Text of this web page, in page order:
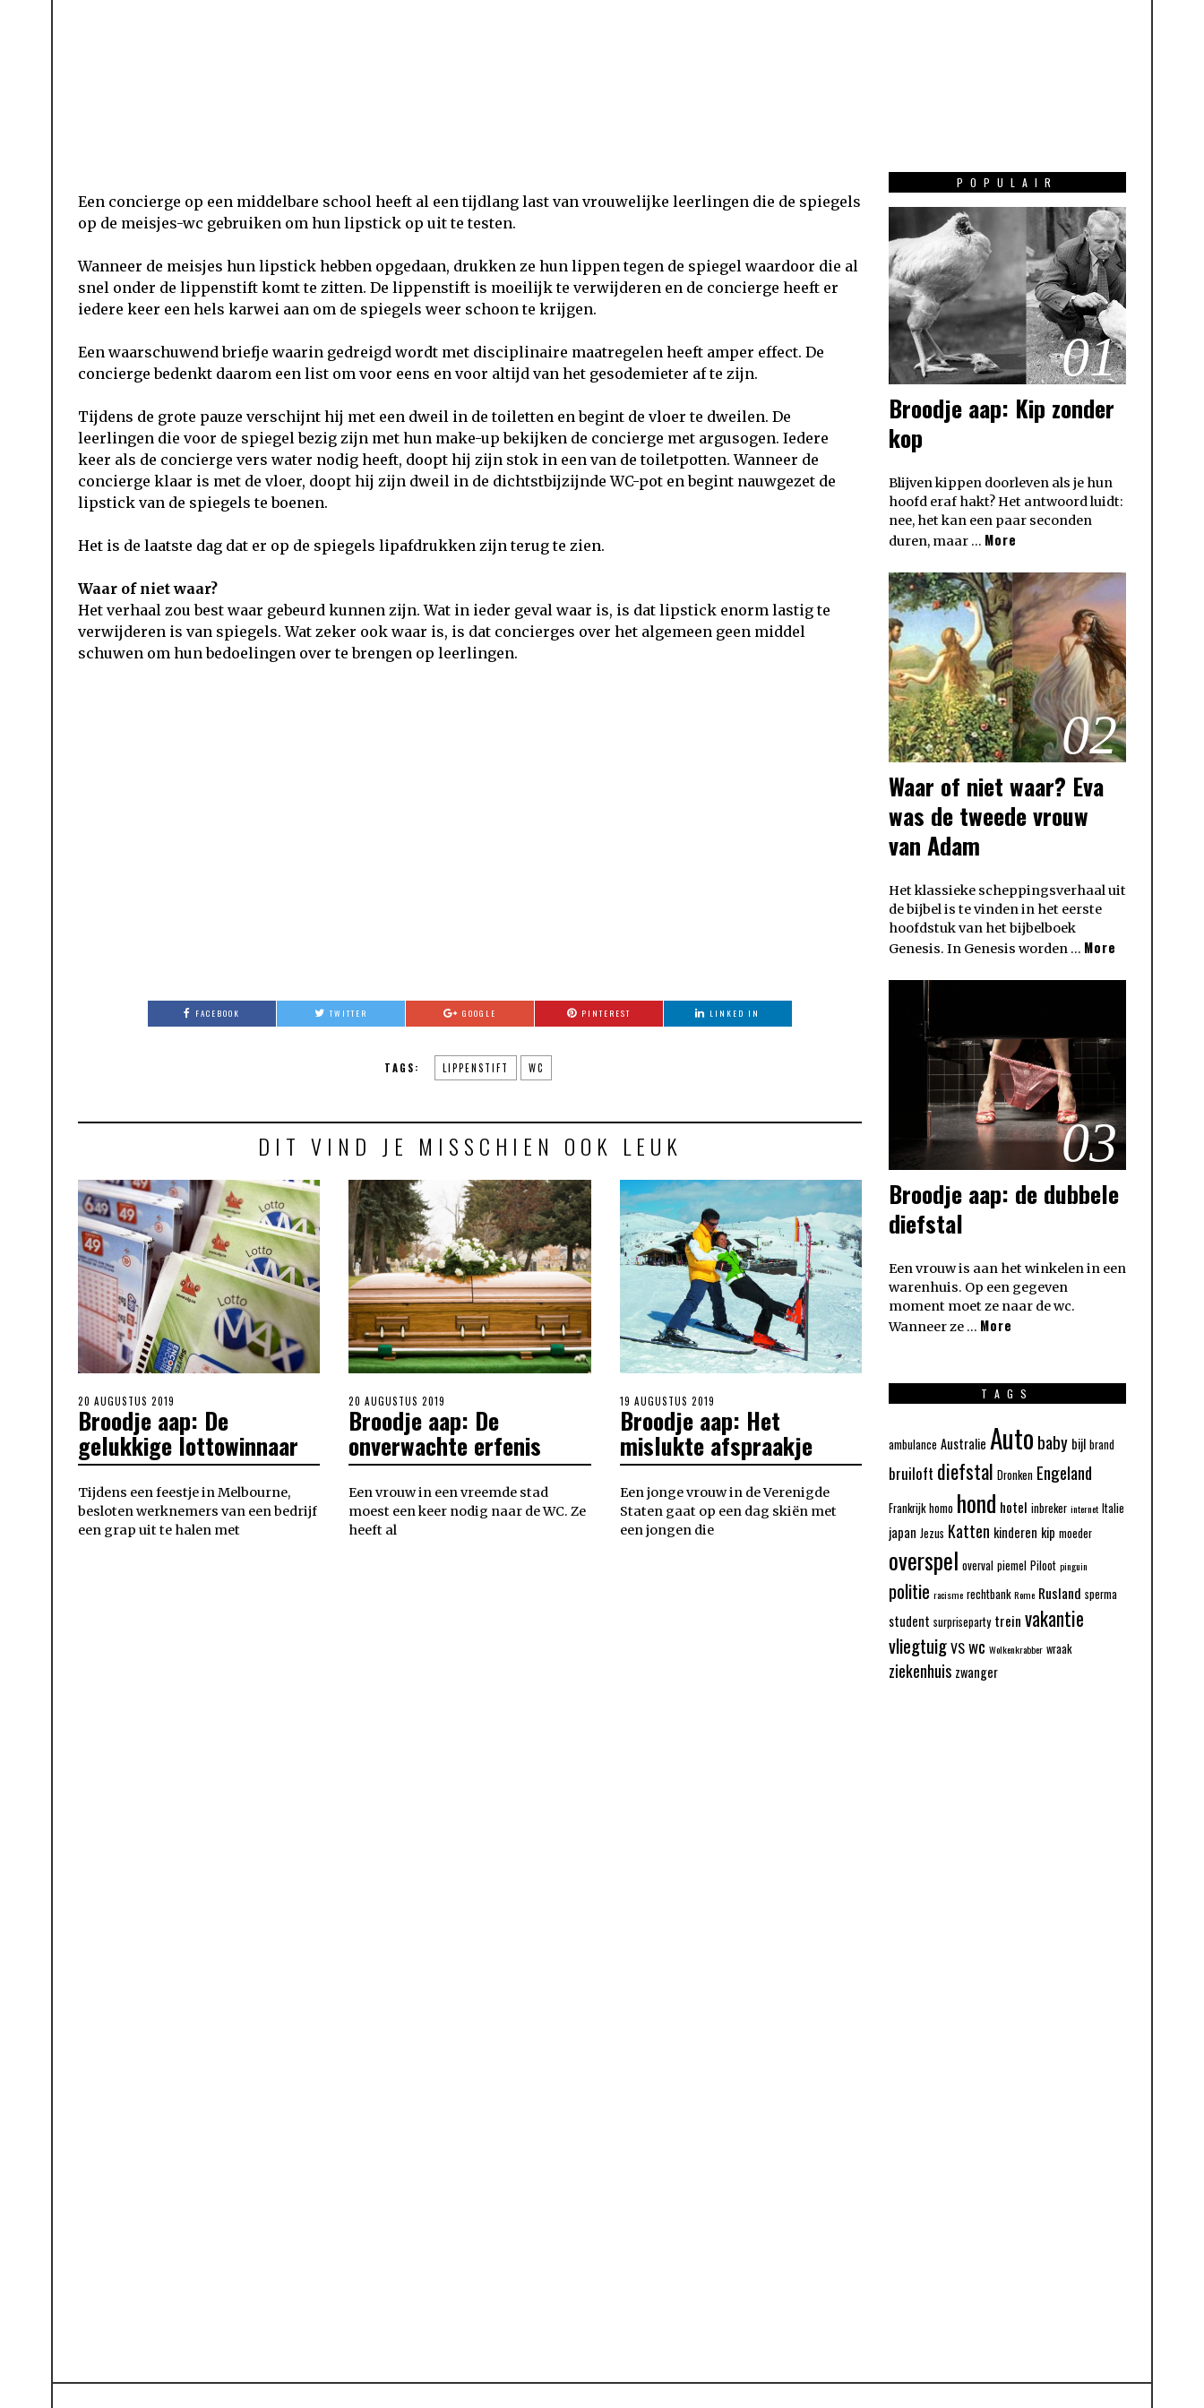
Een concierge op een middelbare school heeft al een tijdlang last van vrouwelijke leerlingen die de spiegels
op de meisjes-wc gebruiken om hun lipstick op uit te testen.
Wanneer de meisjes hun lipstick hebben opgedaan, drukken ze hun lippen tegen de spiegel waardoor die al
snel onder de lippenstift komt te zitten. De lippenstift is moeilijk te verwijderen en de concierge heeft er
iedere keer een hels karwei aan om de spiegels weer schoon te krijgen.
Een waarschuwend briefje waarin gedreigd wordt met disciplinaire maatregelen heeft amper effect. De
concierge bedenkt daarom een list om voor eens en voor altijd van het gesodemieter af te zijn.
Tijdens de grote pauze verschijnt hij met een dweil in de toiletten en begint de vloer te dweilen. De
leerlingen die voor de spiegel bezig zijn met hun make-up bekijken de concierge met argusogen. Iedere
keer als de concierge vers water nodig heeft, doopt hij zijn stok in een van de toiletpotten. Wanneer de
concierge klaar is met de vloer, doopt hij zijn dweil in de dichtstbijzijnde WC-pot en begint nauwgezet de
lipstick van de spiegels te boenen.
Het is de laatste dag dat er op de spiegels lipafdrukken zijn terug te zien.
Waar of niet waar?
Het verhaal zou best waar gebeurd kunnen zijn. Wat in ieder geval waar is, is dat lipstick enorm lastig te
verwijderen is van spiegels. Wat zeker ook waar is, is dat concierges over het algemeen geen middel
schuwen om hun bedoelingen over te brengen op leerlingen.
FACEBOOK TWITTER GOOGLE PINTEREST LINKED IN
TAGS: LIPPENSTIFT WC
DIT VIND JE MISSCHIEN OOK LEUK
POSTED
ON
20 AUGUSTUS 2019
Broodje aap: De
gelukkige lottowinnaar
Tijdens een feestje in Melbourne,
besloten werknemers van een bedrijf
een grap uit te halen met
POSTED
ON
20 AUGUSTUS 2019
Broodje aap: De
onverwachte erfenis
Een vrouw in een vreemde stad
moest een keer nodig naar de WC. Ze
heeft al
POSTED
ON
19 AUGUSTUS 2019
Broodje aap: Het
mislukte afspraakje
Een jonge vrouw in de Verenigde
Staten gaat op een dag skiën met
een jongen die
POPULAIR
01
Broodje aap: Kip zonder
kop
Blijven kippen doorleven als je hun
hoofd eraf hakt? Het antwoord luidt:
nee, het kan een paar seconden
duren, maar … More
02
Waar of niet waar? Eva
was de tweede vrouw
van Adam
Het klassieke scheppingsverhaal uit
de bijbel is te vinden in het eerste
hoofdstuk van het bijbelboek
Genesis. In Genesis worden … More
03
Broodje aap: de dubbele
diefstal
Een vrouw is aan het winkelen in een
warenhuis. Op een gegeven
moment moet ze naar de wc.
Wanneer ze … More
TAGS
ambulance Australie Auto baby bijl brand
bruiloft diefstal Dronken Engeland
Frankrijk homo hond hotel inbreker internet Italie
japan Jezus Katten kinderen kip moeder
overspel overval piemel Piloot pinguin
politie racisme rechtbank Rome Rusland sperma
student surpriseparty trein vakantie
vliegtuigVSwc Wolkenkrabber wraak
ziekenhuis zwanger